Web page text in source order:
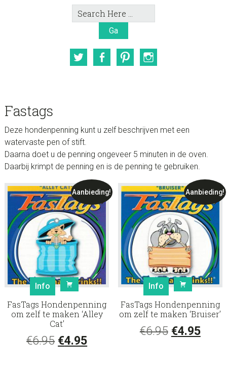
Search
Here
TwitterFacebookPinterest
Fastags
Deze hondenpenning kunt u zelf beschrijven met een
watervaste pen of stift.
Daarna doet u de penning ongeveer 5 minuten in de oven.
Daarbij krimpt de penning en is de penning te gebruiken.
Aanbieding!
Info
FasTags Hondenpenning
om zelf te maken ‘Alley
Cat’
€6.95 Oorspronkelijke
€4.95Huidige
Aanbieding!
Info
FasTags Hondenpenning
om zelf te maken ‘Bruiser’
€6.95 €4.95